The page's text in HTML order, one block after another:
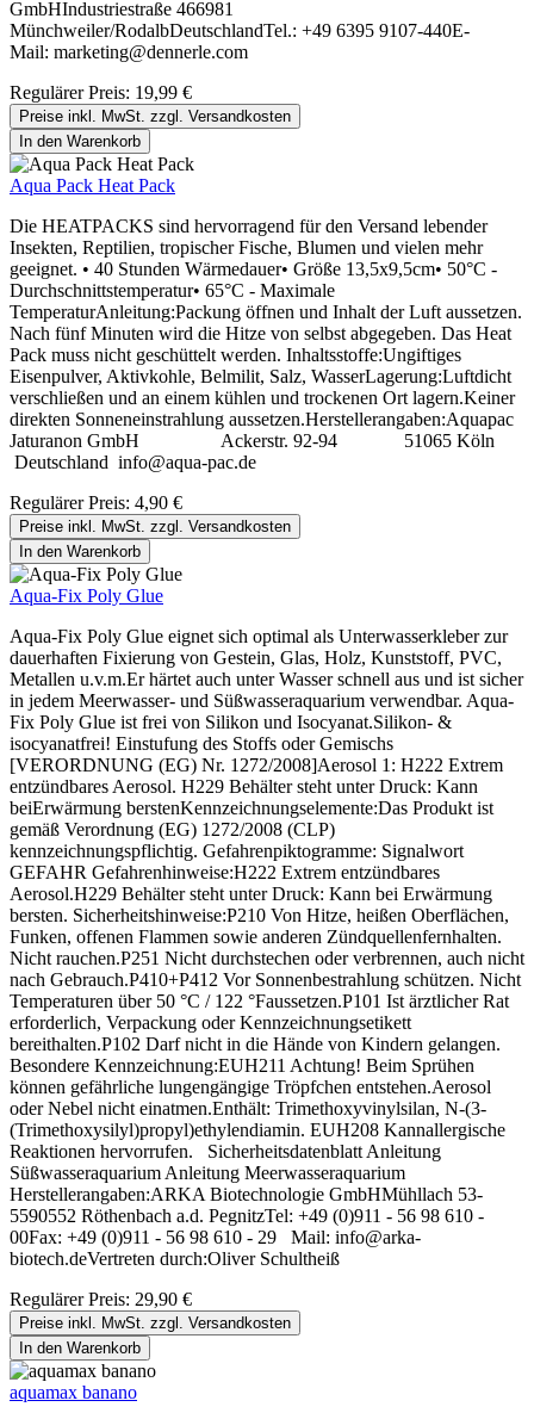
GmbHIndustriestraße 466981
Münchweiler/RodalbDeutschlandTel.: +49 6395 9107-440E-
Mail: marketing@dennerle.com
Regulärer Preis: 19,99 €
Preise inkl. MwSt. zzgl. Versandkosten
In den Warenkorb
Aqua Pack Heat Pack
Die HEATPACKS sind hervorragend für den Versand lebender
Insekten, Reptilien, tropischer Fische, Blumen und vielen mehr
geeignet. • 40 Stunden Wärmedauer• Größe 13,5x9,5cm• 50°C -
Durchschnittstemperatur• 65°C - Maximale
TemperaturAnleitung:Packung öffnen und Inhalt der Luft aussetzen.
Nach fünf Minuten wird die Hitze von selbst abgegeben. Das Heat
Pack muss nicht geschüttelt werden. Inhaltsstoffe:Ungiftiges
Eisenpulver, Aktivkohle, Belmilit, Salz, WasserLagerung:Luftdicht
verschließen und an einem kühlen und trockenen Ort lagern.Keiner
direkten Sonneneinstrahlung aussetzen.Herstellerangaben:Aquapac
Jaturanon GmbH Ackerstr. 92-94 51065 Köln
Deutschland info@aqua-pac.de
Regulärer Preis: 4,90 €
Preise inkl. MwSt. zzgl. Versandkosten
In den Warenkorb
Aqua-Fix Poly Glue
Aqua-Fix Poly Glue eignet sich optimal als Unterwasserkleber zur
dauerhaften Fixierung von Gestein, Glas, Holz, Kunststoff, PVC,
Metallen u.v.m.Er härtet auch unter Wasser schnell aus und ist sicher
in jedem Meerwasser- und Süßwasseraquarium verwendbar. Aqua-
Fix Poly Glue ist frei von Silikon und Isocyanat.Silikon- &
isocyanatfrei! Einstufung des Stoffs oder Gemischs
[VERORDNUNG (EG) Nr. 1272/2008]Aerosol 1: H222 Extrem
entzündbares Aerosol. H229 Behälter steht unter Druck: Kann
beiErwärmung berstenKennzeichnungselemente:Das Produkt ist
gemäß Verordnung (EG) 1272/2008 (CLP)
kennzeichnungspflichtig. Gefahrenpiktogramme: Signalwort
GEFAHR Gefahrenhinweise:H222 Extrem entzündbares
Aerosol.H229 Behälter steht unter Druck: Kann bei Erwärmung
bersten. Sicherheitshinweise:P210 Von Hitze, heißen Oberflächen,
Funken, offenen Flammen sowie anderen Zündquellenfernhalten.
Nicht rauchen.P251 Nicht durchstechen oder verbrennen, auch nicht
nach Gebrauch.P410+P412 Vor Sonnenbestrahlung schützen. Nicht
Temperaturen über 50 °C / 122 °Faussetzen.P101 Ist ärztlicher Rat
erforderlich, Verpackung oder Kennzeichnungsetikett
bereithalten.P102 Darf nicht in die Hände von Kindern gelangen.
Besondere Kennzeichnung:EUH211 Achtung! Beim Sprühen
können gefährliche lungengängige Tröpfchen entstehen.Aerosol
oder Nebel nicht einatmen.Enthält: Trimethoxyvinylsilan, N-(3-
(Trimethoxysilyl)propyl)ethylendiamin. EUH208 Kannallergische
Reaktionen hervorrufen. Sicherheitsdatenblatt Anleitung
Süßwasseraquarium Anleitung Meerwasseraquarium
Herstellerangaben:ARKA Biotechnologie GmbHMühllach 53-
5590552 Röthenbach a.d. PegnitzTel: +49 (0)911 - 56 98 610 -
00Fax: +49 (0)911 - 56 98 610 - 29 Mail: info@arka-
biotech.deVertreten durch:Oliver Schultheiß
Regulärer Preis: 29,90 €
Preise inkl. MwSt. zzgl. Versandkosten
In den Warenkorb
aquamax banano